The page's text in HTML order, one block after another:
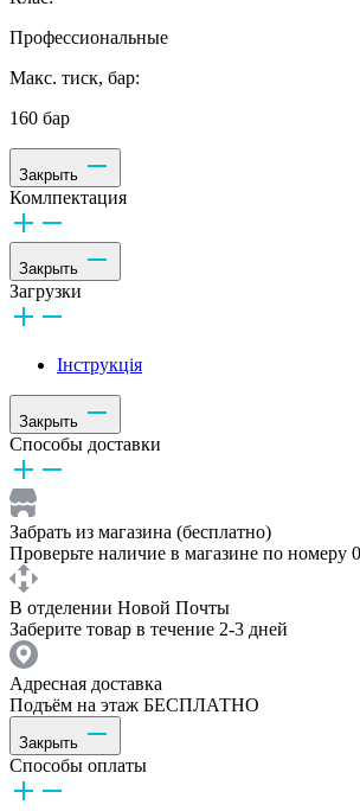
Профессиональные
Макс. тиск, бар:
160 бар
Закрыть
Комлпектация
Закрыть
Загрузки
Інструкція
Закрыть
Способы доставки
Забрать из магазина (бесплатно)
Проверьте наличие в магазине по номеру
В отделении Новой Почты
Заберите товар в течение 2-3 дней
Адресная доставка
Подъём на этаж БЕСПЛАТНО
Закрыть
Способы оплаты